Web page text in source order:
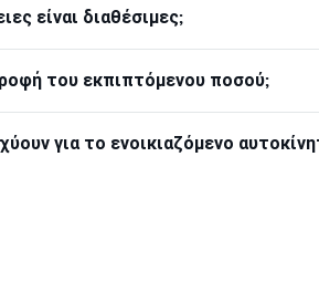
είναι διαθέσιμες;
του εκπιπτόμενου ποσού;
για το ενοικιαζόμενο